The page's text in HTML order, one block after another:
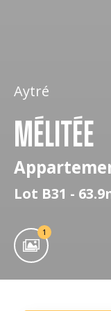
Aytré
MÉLITÉE
Lot B31 -
1